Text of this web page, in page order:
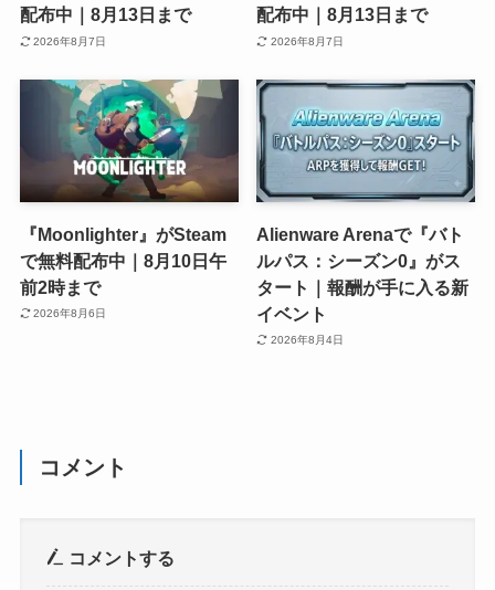
配布中｜8月13日まで
2026年8月7日
配布中｜8月13日まで
2026年8月7日
『Moonlighter』がSteam
で無料配布中｜8月10日午
前2時まで
2026年8月6日
Alienware Arenaで『バト
ルパス：シーズン0』がス
タート｜報酬が手に入る新
イベント
2026年8月4日
コメント
コメントする